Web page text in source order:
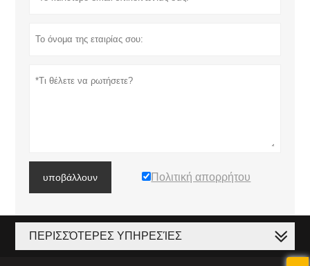
υποβάλλουν Πολιτική απορρήτου
ΠΕΡΙΣΣΌΤΕΡΕΣ ΥΠΗΡΕΣΊΕΣ